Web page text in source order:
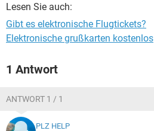
Lesen Sie auch:
Gibt es elektronische Flugtickets?
Elektronische grußkarten kostenlos
1 Antwort
ANTWORT 1 / 1
PLZ HELP